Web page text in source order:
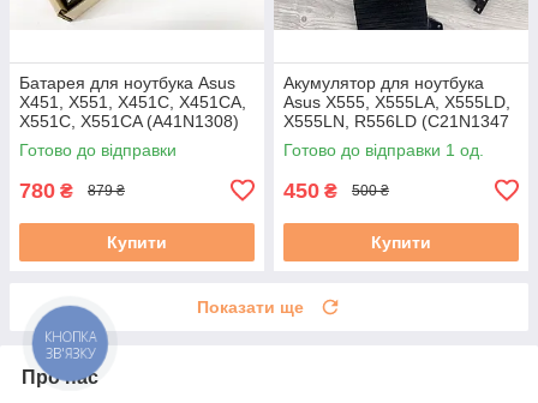
Батарея для ноутбука Asus
X451, X551, X451C, X451CA,
X551C, X551CA (A41N1308)
14.8V 2600mAh, чорна
Готово до відправки
780 ₴ 879 ₴
Купити
Акумулятор для ноутбука
Asus X555, X555LA, X555LD,
X555LN, R556LD (C21N1347
37 Вт·год) Знос 31–50 %
вживаний B
Готово до відправки 1 од.
450 ₴ 500 ₴
Купити
Показати ще
Про нас
КНОПКА
ЗВ'ЯЗКУ